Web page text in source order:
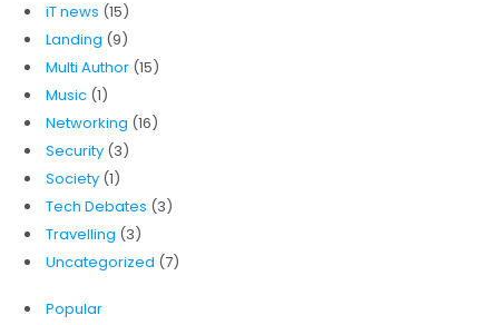
iT news (15)
Landing (9)
Multi Author(15)
Music(1)
Networking (16)
Security(3)
Society(1)
Tech Debates (3)
Travelling (3)
Uncategorized (7)
Popular